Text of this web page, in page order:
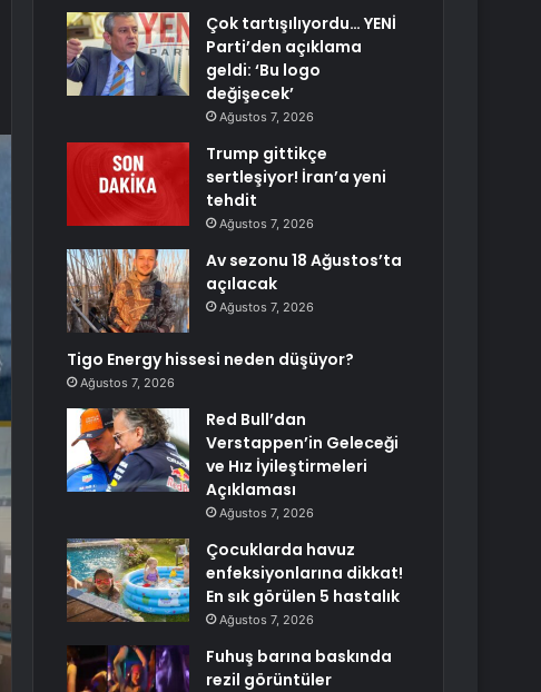
Çok tartışılıyordu… YENİ
Parti’den açıklama
geldi: ‘Bu logo
değişecek’
Ağustos 7, 2026
Trump gittikçe
sertleşiyor! İran’a yeni
tehdit
Ağustos 7, 2026
Av sezonu 18 Ağustos’ta
açılacak
Ağustos 7, 2026
Tigo Energy hissesi neden düşüyor?
Ağustos 7, 2026
Red Bull’dan
Verstappen’in Geleceği
ve Hız İyileştirmeleri
Açıklaması
Ağustos 7, 2026
Çocuklarda havuz
enfeksiyonlarına dikkat!
En sık görülen 5 hastalık
Ağustos 7, 2026
Fuhuş barına baskında
rezil görüntüler